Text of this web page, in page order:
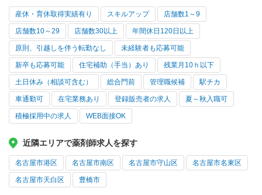
産休・育休取得実績有り スキルアップ 店舗数1～9
店舗数10～29 店舗数30以上 年間休日120日以上
原則、引越しを伴う転勤なし 未経験者も応募可能
新卒も応募可能 住宅補助（手当）あり 残業月10ｈ以下
土日休み（相談可含む） 総合門前 管理職候補 駅チカ
車通勤可 在宅業務あり 登録販売者の求人 夏～秋入職可
積極採用中の求人 WEB面接OK
近隣エリアで薬剤師求人を探す
名古屋市港区 名古屋市南区 名古屋市守山区 名古屋市名東区
名古屋市天白区 豊橋市